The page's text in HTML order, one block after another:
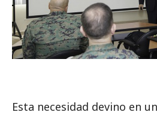
Esta necesidad devino en